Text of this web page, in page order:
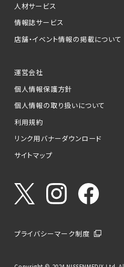
人材サービス
情報誌サービス
店舗・イベント情報の掲載について
運営会社
個人情報保護方針
個人情報の取り扱いについて
利用規約
リンク用バナーダウンロード
サイトマップ
プライバシーマーク制度